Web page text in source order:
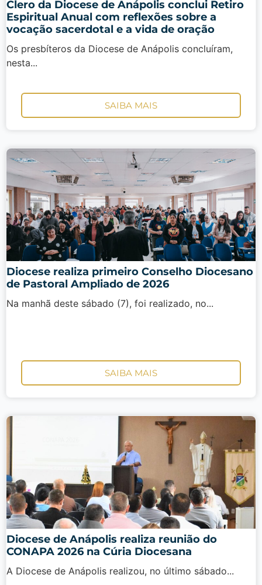
Clero da Diocese de Anápolis conclui Retiro
Espiritual Anual com reflexões sobre a
vocação sacerdotal e a vida de oração
Os presbíteros da Diocese de Anápolis concluíram,
nesta...
SAIBA MAIS
Diocese realiza primeiro Conselho Diocesano
de Pastoral Ampliado de 2026
Na manhã deste sábado (7), foi realizado, no...
SAIBA MAIS
Diocese de Anápolis realiza reunião do
CONAPA 2026 na Cúria Diocesana
A Diocese de Anápolis realizou, no último sábado...